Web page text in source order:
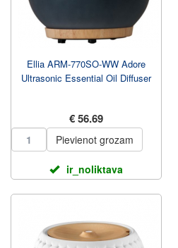
Ellia ARM-770SO-WW Adore
Ultrasonic Essential Oil Diffuser
€ 56.69
Pievienot grozam
ir_noliktava